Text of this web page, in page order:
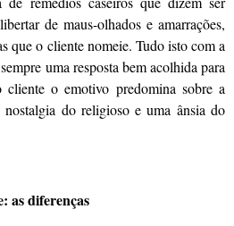
de maus-olhados e amarrações,
que o cliente nomeie. Tudo isto com a
uma resposta bem acolhida para
o emotivo predomina sobre a
nostalgia do religioso e uma ânsia do
as diferenças